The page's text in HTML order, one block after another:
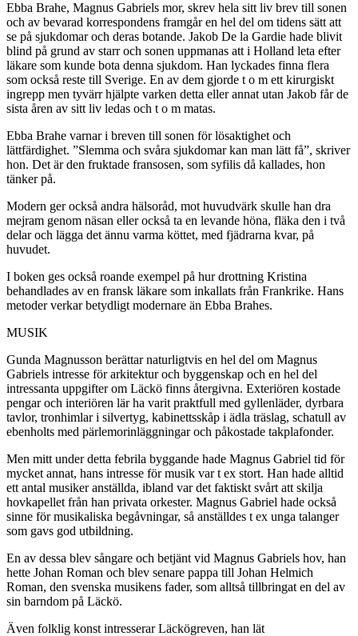
Ebba Brahe, Magnus Gabriels mor, skrev hela sitt liv brev till sonen
och av bevarad korrespondens framgår en hel del om tidens sätt att
se på sjukdomar och deras botande. Jakob De la Gardie hade blivit
blind på grund av starr och sonen uppmanas att i Holland leta efter
läkare som kunde bota denna sjukdom. Han lyckades finna flera
som också reste till Sverige. En av dem gjorde t o m ett kirurgiskt
ingrepp men tyvärr hjälpte varken detta eller annat utan Jakob får de
sista åren av sitt liv ledas och t o m matas.
Ebba Brahe varnar i breven till sonen för lösaktighet och
lättfärdighet. ”Slemma och svåra sjukdomar kan man lätt få”, skriver
hon. Det är den fruktade fransosen, som syfilis då kallades, hon
tänker på.
Modern ger också andra hälsoråd, mot huvudvärk skulle han dra
mejram genom näsan eller också ta en levande höna, fläka den i två
delar och lägga det ännu varma köttet, med fjädrarna kvar, på
huvudet.
I boken ges också roande exempel på hur drottning Kristina
behandlades av en fransk läkare som inkallats från Frankrike. Hans
metoder verkar betydligt modernare än Ebba Brahes.
MUSIK
Gunda Magnusson berättar naturligtvis en hel del om Magnus
Gabriels intresse för arkitektur och byggenskap och en hel del
intressanta uppgifter om Läckö finns återgivna. Exteriören kostade
pengar och interiören lär ha varit praktfull med gyllenläder, dyrbara
tavlor, tronhimlar i silvertyg, kabinettsskåp i ädla träslag, schatull av
ebenholts med pärlemorinläggningar och påkostade takplafonder.
Men mitt under detta febrila byggande hade Magnus Gabriel tid för
mycket annat, hans intresse för musik var t ex stort. Han hade alltid
ett antal musiker anställda, ibland var det faktiskt svårt att skilja
hovkapellet från han privata orkester. Magnus Gabriel hade också
sinne för musikaliska begåvningar, så anställdes t ex unga talanger
som gavs god utbildning.
En av dessa blev sångare och betjänt vid Magnus Gabriels hov, han
hette Johan Roman och blev senare pappa till Johan Helmich
Roman, den svenska musikens fader, som alltså tillbringat en del av
sin barndom på Läckö.
Även folklig konst intresserar Läckögreven, han lät